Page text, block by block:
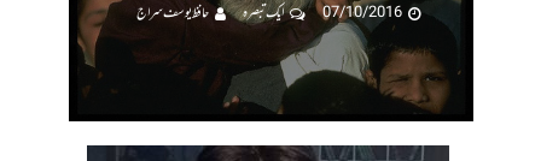
07/10/2016
ایک تبصرہ حافظ یوسف سراج